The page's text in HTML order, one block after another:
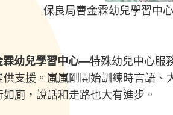
保良局曹金霖幼兒學習中
幼兒學習中心—特殊幼兒中心服
支援。嵐嵐剛開始訓練時言語
廁，說話和走路也大有進步。